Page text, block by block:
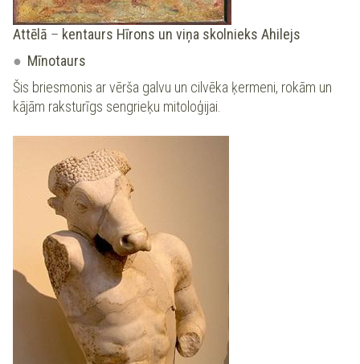
Attēlā – kentaurs Hīrons un viņa skolnieks Ahilejs
Mīnotaurs
Šis briesmonis ar vērša galvu un cilvēka ķermeni, rokām un
kājām raksturīgs sengrieķu mitoloģijai.